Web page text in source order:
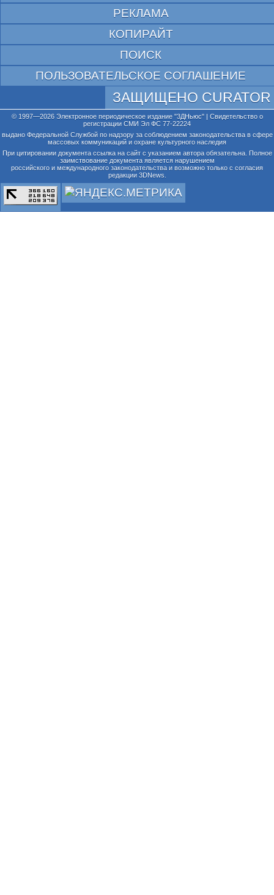
РЕКЛАМА
КОПИРАЙТ
ПОИСК
ПОЛЬЗОВАТЕЛЬСКОЕ СОГЛАШЕНИЕ
ЗАЩИЩЕНО CURATOR
© 1997—2026 Электронное периодическое издание "3ДНьюс" | Свидетельство о
регистрации СМИ Эл ФС 77-22224
выдано Федеральной Службой по надзору за соблюдением законодательства в сфере
массовых коммуникаций и охране культурного наследия
При цитировании документа ссылка на сайт с указанием автора обязательна. Полное
заимствование документа является нарушением
российского и международного законодательства и возможно только с согласия
редакции 3DNews.